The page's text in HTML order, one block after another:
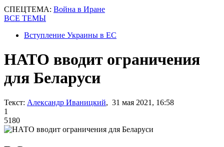
СПЕЦТЕМА: Война в Иране
ВСЕ ТЕМЫ
Вступление Украины в ЕС
НАТО вводит ограничения
для Беларуси
Текст: Александр Иваницкий, 31 мая 2021, 16:58
1
5180